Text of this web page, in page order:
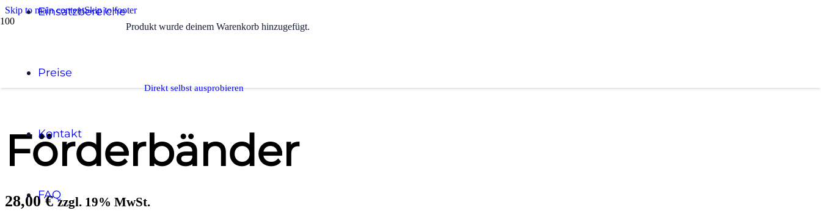
Skip to main contentSkip to footer
Einsatzbereiche
Preise
Kontakt
FAQ
Produkt wurde deinem Warenkorb hinzugefügt.
Direkt selbst ausprobieren
Förderbänder
28,00€ zzgl. 19% MwSt.